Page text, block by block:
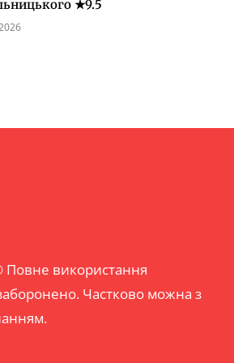
★9.5
Повне використання
Частково можна з